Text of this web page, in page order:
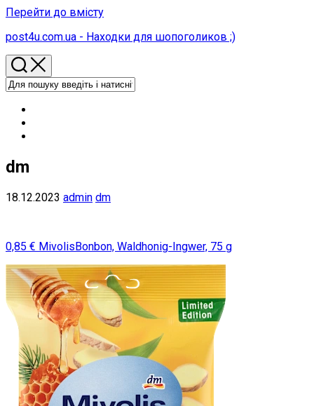
Перейти до вмісту
post4u.com.ua - Находки для шопоголиков ;)
dm
18.12.2023 admin dm
0,85 € MivolisBonbon, Waldhonig-Ingwer, 75 g